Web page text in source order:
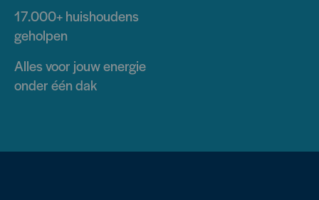
17.000+huishoudens
geholpen
Alles voor jouw energie
onder één dak